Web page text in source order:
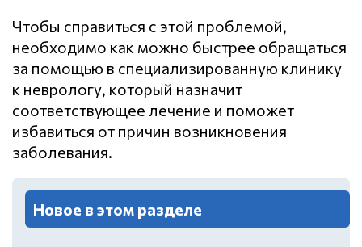
Чтобы справиться с этой проблемой,
необходимо как можно быстрее обращаться
за помощью в специализированную клинику
к неврологу, который назначит
соответствующее лечение и поможет
избавиться от причин возникновения
заболевания.
Новое в этом разделе